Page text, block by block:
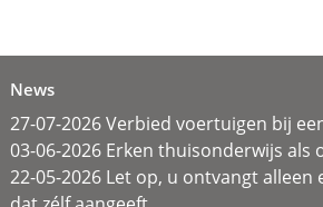
News
27-07-2026 Verbied voertuigen bij
03-06-2026 Erken thuisonderwijs als
22-05-2026 Let op, u ontvangt alleen